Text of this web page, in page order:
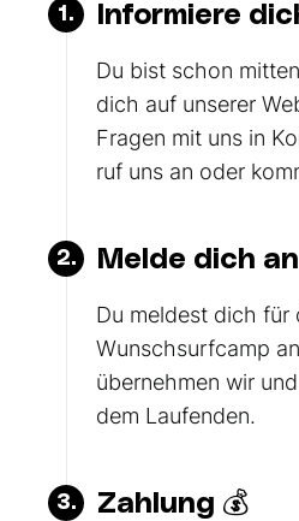
1. Informiere
Du bist schon
dich auf unserer
Fragen mit uns in
ruf uns an oder
2. Melde dich
Du meldest dich für
Wunschsurfcamp
übernehmen wir
dem Laufenden.
3. Zahlung 💰